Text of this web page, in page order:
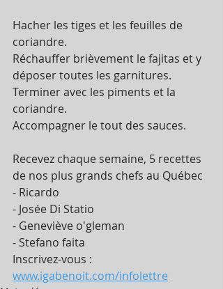
Hacher les tiges et les feuilles de
coriandre.
Réchauffer brièvement le fajitas et y
déposer toutes les garnitures.
Terminer avec les piments et la
coriandre.
Accompagner le tout des sauces.
Recevez chaque semaine, 5 recettes
de nos plus grands chefs au Québec
- Ricardo
- Josée Di Statio
- Geneviève o'gleman
- Stefano faita
Inscrivez-vous :
www.igabenoit.com/infolettre